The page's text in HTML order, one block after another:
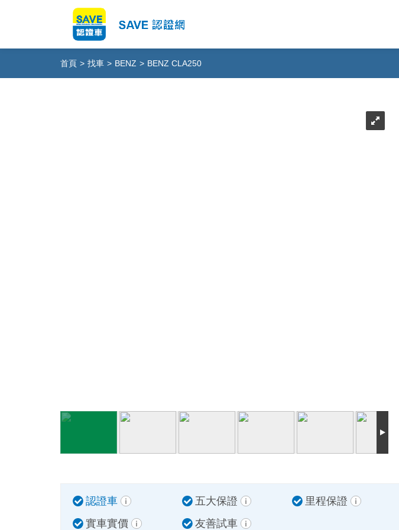
首頁 > 找車 > BENZ > BENZ CLA250
認證車 五大保證
里程保證
實車實價
友善試車